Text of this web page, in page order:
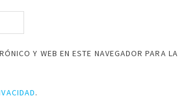
Y WEB EN ESTE NAVEGADOR PARA LA
.